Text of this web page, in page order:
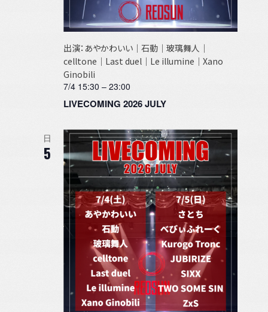
7/4 15:30 – 23:00
LIVECOMING 2026 JULY
出演：あやかわいい｜石動｜玻璃舞人｜
celltone｜Last duel｜Le illumine｜Xano
Ginobili
日
5